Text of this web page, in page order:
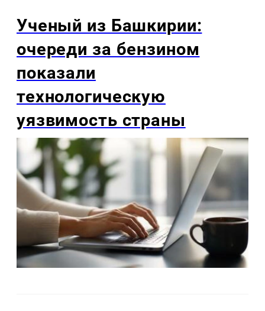
Ученый из Башкирии:
очереди за бензином
показали
технологическую
уязвимость страны